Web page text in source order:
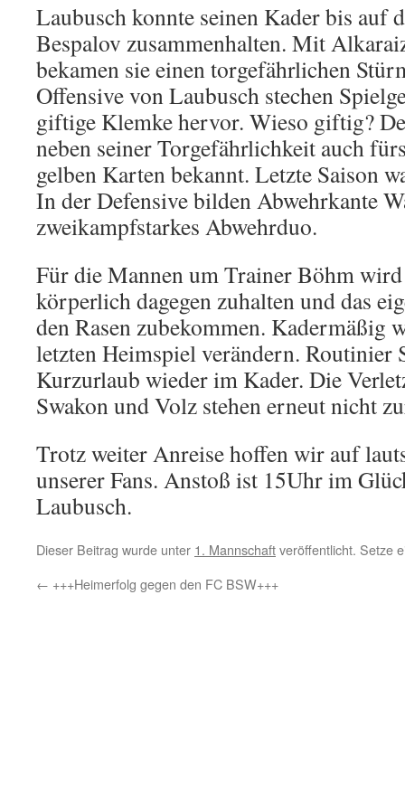
Laubusch konnte seinen Kader bis auf
Bespalov zusammenhalten. Mit
bekamen sie einen torgefährlichen
Offensive von Laubusch stechen
giftige Klemke hervor. Wieso giftig?
neben seiner Torgefährlichkeit auch
gelben Karten bekannt. Letzte Saison
In der Defensive bilden Abwehrkante
zweikampfstarkes Abwehrduo.
Für die Mannen um Trainer Böhm
körperlich dagegen zuhalten und das
den Rasen zubekommen. Kadermäßig
letzten Heimspiel verändern. Routinier
Kurzurlaub wieder im Kader. Die
Swakon und Volz stehen erneut nicht
Trotz weiter Anreise hoffen wir auf
unserer Fans. Anstoß ist 15Uhr im
Laubusch.
Dieser Beitrag wurde unter 1. Mannschaftveröffentlicht. Setze
← +++Heimerfolg gegen den FC BSW+++